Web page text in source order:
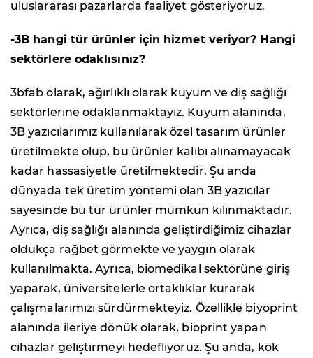
uluslararası pazarlarda faaliyet gösteriyoruz.
-3B hangi tür ürünler için hizmet veriyor? Hangi
sektörlere odaklısınız?
3bfab olarak, ağırlıklı olarak kuyum ve diş sağlığı
sektörlerine odaklanmaktayız. Kuyum alanında,
3B yazıcılarımız kullanılarak özel tasarım ürünler
üretilmekte olup, bu ürünler kalıbı alınamayacak
kadar hassasiyetle üretilmektedir. Şu anda
dünyada tek üretim yöntemi olan 3B yazıcılar
sayesinde bu tür ürünler mümkün kılınmaktadır.
Ayrıca, diş sağlığı alanında geliştirdiğimiz cihazlar
oldukça rağbet görmekte ve yaygın olarak
kullanılmakta. Ayrıca, biomedikal sektörüne giriş
yaparak, üniversitelerle ortaklıklar kurarak
çalışmalarımızı sürdürmekteyiz. Özellikle biyoprint
alanında ileriye dönük olarak, bioprint yapan
cihazlar geliştirmeyi hedefliyoruz. Şu anda, kök